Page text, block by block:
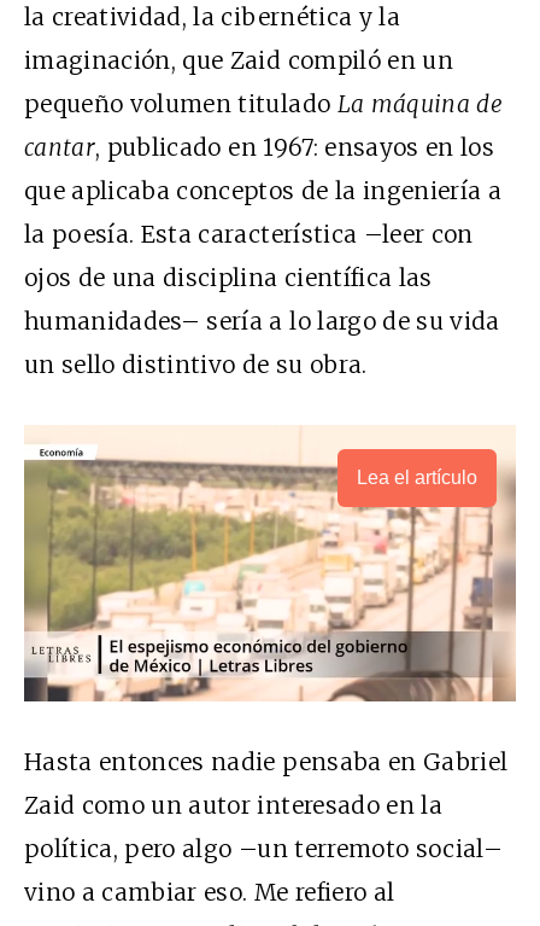
la creatividad, la cibernética y la
imaginación, que Zaid compiló en un
pequeño volumen titulado La máquina de
cantar, publicado en 1967: ensayos en los
que aplicaba conceptos de la ingeniería a
la poesía. Esta característica –leer con
ojos de una disciplina científica las
humanidades– sería a lo largo de su vida
un sello distintivo de su obra.
Lea el artículo
Hasta entonces nadie pensaba en Gabriel
Zaid como un autor interesado en la
política, pero algo –un terremoto social–
vino a cambiar eso. Me refiero al